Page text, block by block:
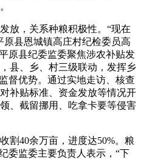
，关系种粮积极性。“现在
县恩城镇高庄村纪检委员高
原县纪委监委聚焦涉农补贴发
县、乡、村三级联动，发挥乡
督优势。通过实地走访、核查
补贴标准、资金发放等情况开
、截留挪用、吃拿卡要等侵害
40余万亩，进度达50%。粮
委监委主要负责人表示，“下